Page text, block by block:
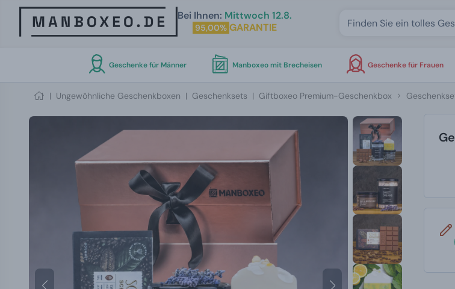
Bei Ihnen: Mittwoch 12.8.
95,00% GARANTIE
Geschenke für Männer Manboxeo mit Brecheisen Geschenke für Frauen
| Ungewöhnliche Geschenkboxen | Geschenksets | Giftboxeo Premium-Geschenkbox